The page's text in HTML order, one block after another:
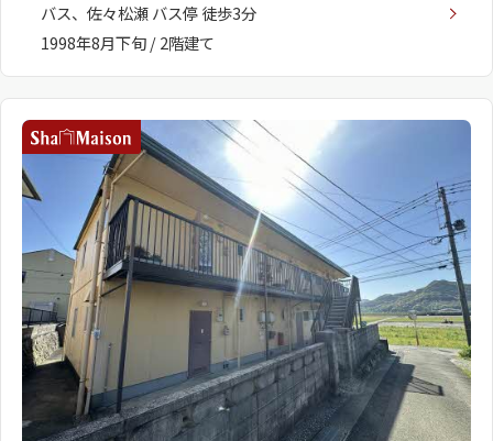
バス、佐々松瀬 バス停 徒歩3分
1998年8月下旬 / 2階建て